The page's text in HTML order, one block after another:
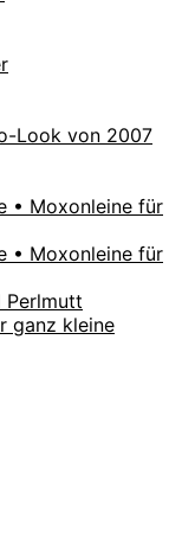
Look von 2007
• Moxonleine für
• Moxonleine für
Perlmutt
ganz kleine